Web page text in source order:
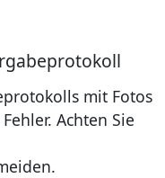
mit Fotos
Achten Sie